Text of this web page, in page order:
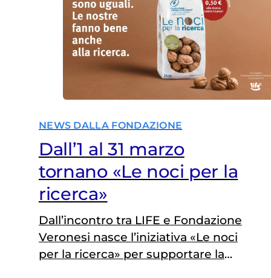
NEWS DALLA FONDAZIONE
Dall’1 al 31 marzo
tornano «Le noci per la
ricerca»
Dall’incontro tra LIFE e Fondazione
Veronesi nasce l’iniziativa «Le noci
per la ricerca» per supportare la